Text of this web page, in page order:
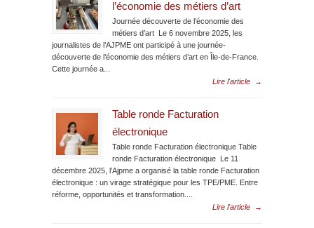
l’économie des métiers d’art
Journée découverte de l’économie des
métiers d’art Le 6 novembre 2025, les
journalistes de l’AJPME ont participé à une journée-
découverte de l’économie des métiers d’art en Île-de-France.
Cette journée a...
Lire l'article
→
Table ronde Facturation
électronique
Table ronde Facturation électronique Table
ronde Facturation électronique Le 11
décembre 2025, l’Ajpme a organisé la table ronde Facturation
électronique : un virage stratégique pour les TPE/PME. Entre
réforme, opportunités et transformation....
Lire l'article
→